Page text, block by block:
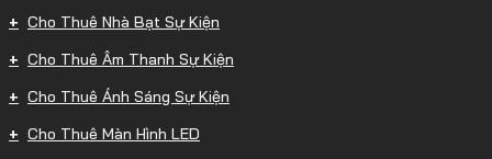
Cho Thuê Nhà Bạt Sự Kiện
Cho Thuê Âm Thanh Sự Kiện
Cho Thuê Ánh Sáng Sự Kiện
Cho Thuê Màn Hình LED